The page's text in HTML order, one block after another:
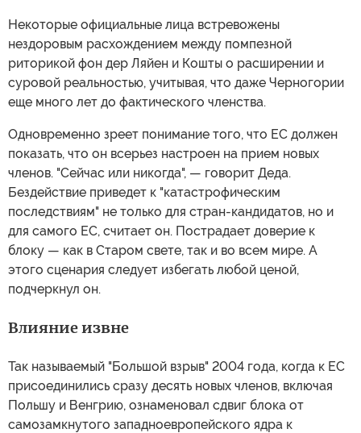
Некоторые официальные лица встревожены
нездоровым расхождением между помпезной
риторикой фон дер Ляйен и Кошты о расширении и
суровой реальностью, учитывая, что даже Черногории
еще много лет до фактического членства.
Одновременно зреет понимание того, что ЕС должен
показать, что он всерьез настроен на прием новых
членов. "Сейчас или никогда", — говорит Деда.
Бездействие приведет к "катастрофическим
последствиям" не только для стран-кандидатов, но и
для самого ЕС, считает он. Пострадает доверие к
блоку — как в Старом свете, так и во всем мире. А
этого сценария следует избегать любой ценой,
подчеркнул он.
Влияние извне
Так называемый "Большой взрыв" 2004 года, когда к ЕС
присоединились сразу десять новых членов, включая
Польшу и Венгрию, ознаменовал сдвиг блока от
самозамкнутого западноевропейского ядра к